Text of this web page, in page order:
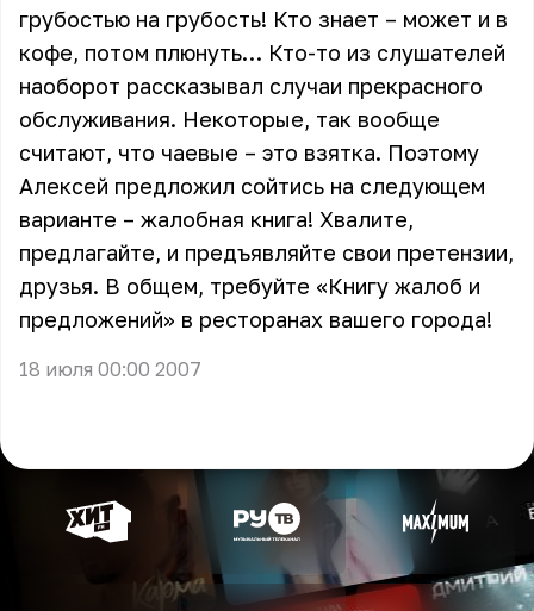
грубостью на грубость! Кто знает – может и в
кофе, потом плюнуть… Кто-то из слушателей
наоборот рассказывал случаи прекрасного
обслуживания. Некоторые, так вообще
считают, что чаевые – это взятка. Поэтому
Алексей предложил сойтись на следующем
варианте – жалобная книга! Хвалите,
предлагайте, и предъявляйте свои претензии,
друзья. В общем, требуйте «Книгу жалоб и
предложений» в ресторанах вашего города!
18 июля 00:00 2007